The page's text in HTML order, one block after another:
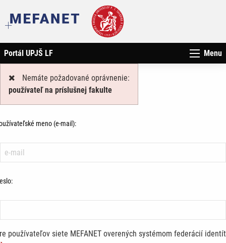
Portál UPJŠ LF Menu
Nemáte požadované oprávnenie:
používateľ na príslušnej fakulte
meno (e-mail):
používateľov siete MEFANET overených systémom federácií identít